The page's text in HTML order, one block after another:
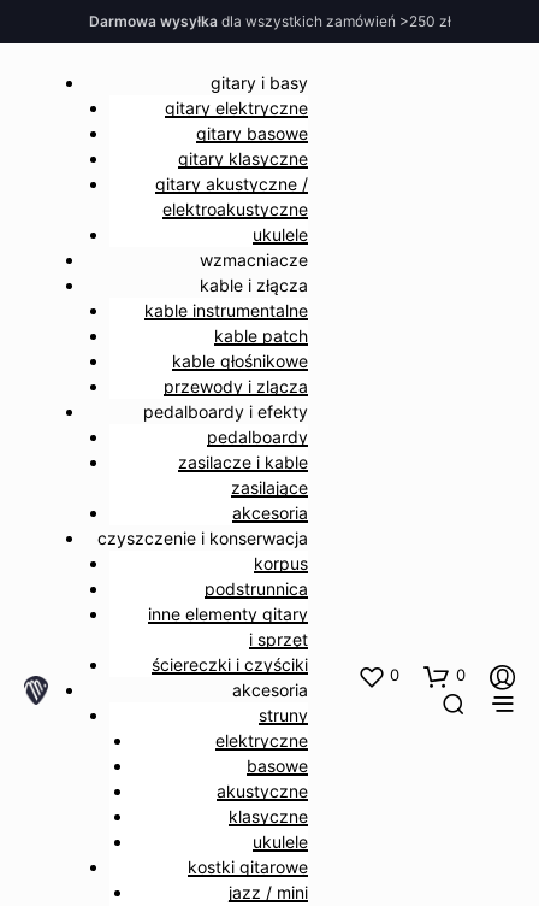
Darmowa wysyłka dla wszystkich zamówień >250 zł
gitary i basy
gitary elektryczne
gitary basowe
gitary klasyczne
gitary akustyczne /
elektroakustyczne
ukulele
wzmacniacze
kable i złącza
kable instrumentalne
kable patch
kable głośnikowe
przewody i zlącza
pedalboardy i efekty
pedalboardy
zasilacze i kable
zasilające
akcesoria
czyszczenie i konserwacja
korpus
podstrunnica
inne elementy gitary
i sprzęt
ściereczki i czyściki
akcesoria
struny
elektryczne
basowe
akustyczne
klasyczne
ukulele
kostki gitarowe
jazz / mini
0 0